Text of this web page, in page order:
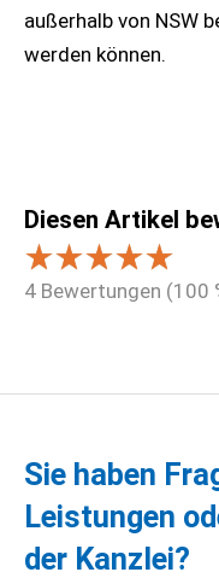
außerhalb von NSW
werden können.
Diesen Artikel
4 Bewertungen (100
Sie haben
Leistungen
der Kanzlei?